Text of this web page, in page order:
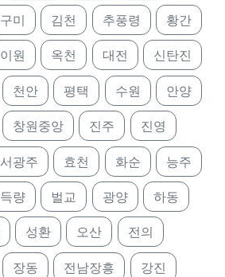
구미 김천 추풍령 황간
이원 옥천 대전 신탄진
천안 평택 수원 안양
창원중앙 진주 진영
서광주 효천 화순 능주
득량 벌교 광양 하동
성환 오산 전의
장동 전남장흥 강진